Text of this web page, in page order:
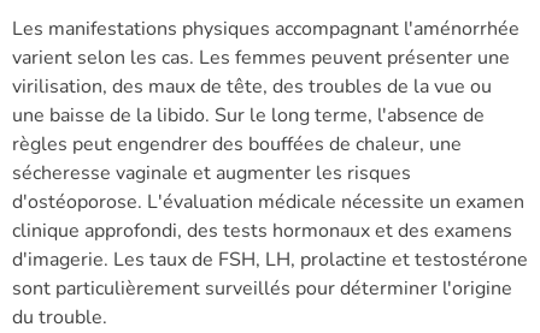
Les manifestations physiques accompagnant l'aménorrhée
varient selon les cas. Les femmes peuvent présenter une
virilisation, des maux de tête, des troubles de la vue ou
une baisse de la libido. Sur le long terme, l'absence de
règles peut engendrer des bouffées de chaleur, une
sécheresse vaginale et augmenter les risques
d'ostéoporose. L'évaluation médicale nécessite un examen
clinique approfondi, des tests hormonaux et des examens
d'imagerie. Les taux de FSH, LH, prolactine et testostérone
sont particulièrement surveillés pour déterminer l'origine
du trouble.